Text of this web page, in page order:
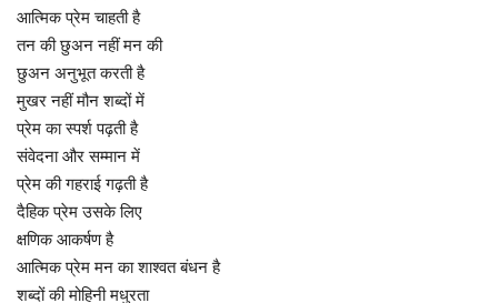
आत्मिक प्रेम चाहती है
तन की छुअन नहीं मन की
छुअन अनुभूत करती है
मुखर नहीं मौन शब्दों में
प्रेम का स्पर्श पढ़ती है
संवेदना और सम्मान में
प्रेम की गहराई गढ़ती है
दैहिक प्रेम उसके लिए
क्षणिक आकर्षण है
आत्मिक प्रेम मन का शाश्वत बंधन है
शब्दों की मोहिनी मधुरता